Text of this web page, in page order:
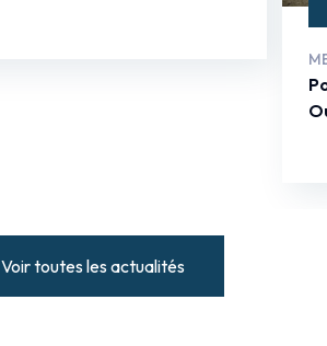
Voir toutes les actualités